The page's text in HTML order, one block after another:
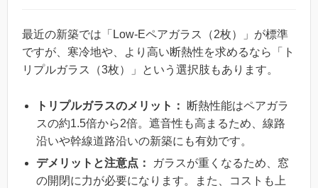
最近の新築では「Low-Eペアガラス（2枚）」が標準
ですが、寒冷地や、より高い断熱性を求めるなら「ト
リプルガラス（3枚）」という選択肢もあります。
トリプルガラスのメリット：
断熱性能はペアガラ
スの約1.5倍から2倍。遮音性も高まるため、線路
沿いや幹線道路沿いの新築にも有効です。
デメリットと注意点：
ガラスが重くなるため、窓
の開閉に力が必要になります。また、コストも上